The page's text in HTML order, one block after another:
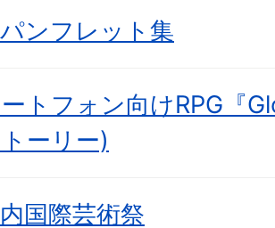
ンフレット集
トフォン向けRPG『
ーリー)
国際芸術祭